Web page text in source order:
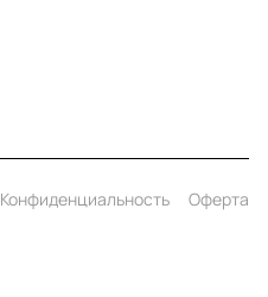
Конфиденциальность
Оферта